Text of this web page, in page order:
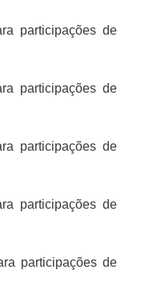
participações de
participações de
participações de
participações de
participações de